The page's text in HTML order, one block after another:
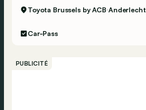
Toyota Brussels by ACB Anderlecht
Car-Pass
PUBLICITÉ